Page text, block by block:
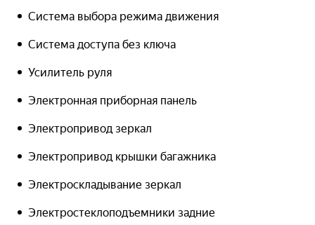
Система выбора режима движения
Система доступа без ключа
Усилитель руля
Электронная приборная панель
Электропривод зеркал
Электропривод крышки багажника
Электроскладывание зеркал
Электростеклоподъемники задние